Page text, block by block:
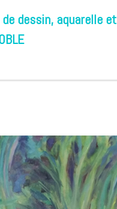
dessin, aquarelle et